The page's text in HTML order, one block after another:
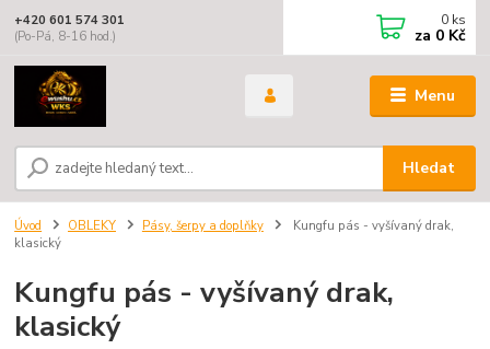
Menu
Hledat
+420 601 574 301
(Po-Pá, 8-16 hod.)
0 ks
za 0 Kč
Úvod OBLEKY Pásy, šerpy a doplňky
Kungfu pás - vyšívaný drak,
klasický
Kungfu pás - vyšívaný drak,
klasický